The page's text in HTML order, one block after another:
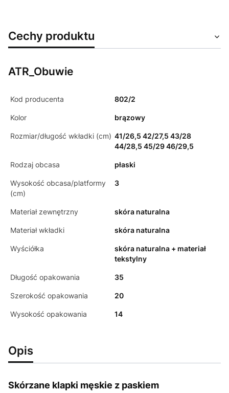
Cechy produktu
ATR_Obuwie
Kod producenta 802/2
Kolor brązowy
Rozmiar/długość wkładki (cm) 41/26,5 42/27,5 43/28
44/28,5 45/29 46/29,5
Rodzaj obcasa płaski
Wysokość obcasa/platformy
(cm)
3
Materiał zewnętrzny skóra naturalna
Materiał wkładki skóra naturalna
Wyściółka
skóra naturalna + materiał
tekstylny
Długość opakowania 35
Szerokość opakowania 20
Wysokość opakowania 14
Opis
Skórzane klapki męskie z paskiem